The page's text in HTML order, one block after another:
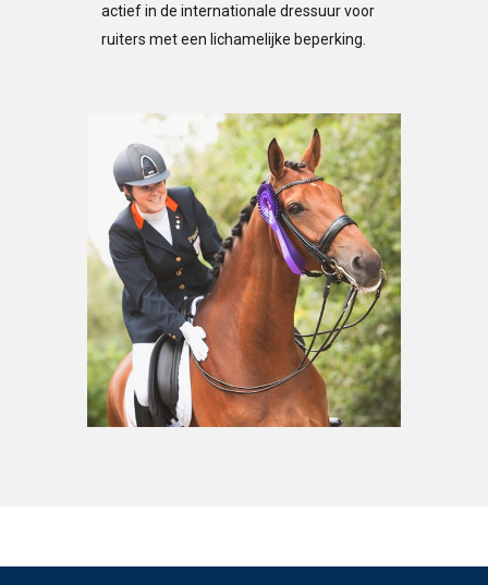
actief in de internationale dressuur voor
ruiters met een lichamelijke beperking.